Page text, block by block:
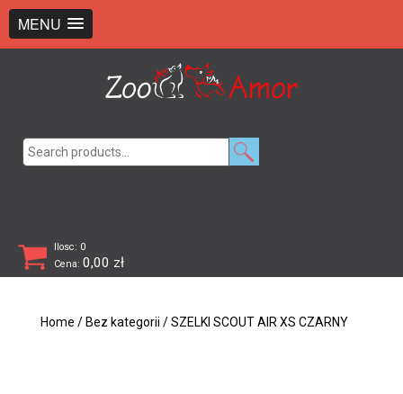
MENU
Ilosc: 0
Cena: 0,00 zł
Home / Bez kategorii / SZELKI SCOUT AIR XS CZARNY